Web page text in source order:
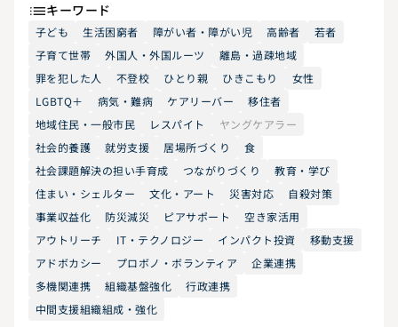
キーワード
子ども 生活困窮者 障がい者・障がい児 高齢者
若者
子育て世帯
外国人・外国ルーツ
離島・過疎地域
罪を犯した人
不登校 ひとり親 ひきこもり
女性
LGBTQ＋
病気・難病 ケアリーバー
移住者
地域住民・一般市民
レスパイト
ヤングケアラー
社会的養護
就労支援 居場所づくり
食
社会課題解決の担い手育成
つながりづくり
教育・学び
住まい・シェルター
文化・アート 災害対応
自殺対策
事業収益化
防災減災 ピアサポート
空き家活用
アウトリーチ
IT・テクノロジー インパクト投資
移動支援
アドボカシー
プロボノ・ボランティア
企業連携
多機関連携
組織基盤強化
行政連携
中間支援組織組成・強化